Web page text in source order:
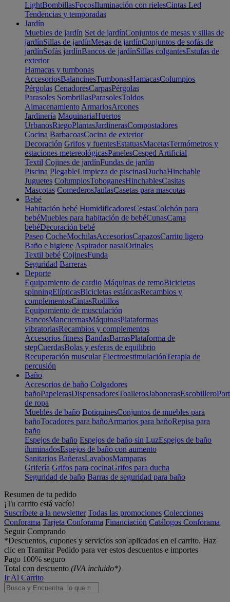
LightBombillasFocosIluminación con rielesCintas Led
Tendencias y temporadas
Jardín
Muebles de jardín Set de jardínConjuntos de mesas y sillas de
jardínSillas de jardínMesas de jardínConjuntos de sofás de
jardínSofás jardínBancos de jardínSillas colgantesEstufas de
exterior
Hamacas y tumbonas
AccesoriosBalancinesTumbonasHamacasColumpios
Pérgolas CenadoresCarpasPérgolas
Parasoles SombrillasParasolesToldos
Almacenamiento ArmariosArcones
Jardinería MaquinariaHuertos
UrbanosRiegoPlantasJardinerasCompostadores
Cocina BarbacoasCocina de exterior
Decoración Grifos y fuentesEstatuasMacetasTermómetros y
estaciones metereológicasPanelesCesped Artificial
Textil Cojines de jardínFundas de jardín
Piscina PlegableLimpieza de piscinasDuchaHinchable
Juguetes ColumpiosToboganesHinchablesCasitas
Mascotas ComederosJaulasCasetas para mascotas
Bebé
Habitación bebé HumidificadoresCestasColchón para
bebéMuebles para habitación de bebéCunasCama
bebéDecoración bebé
Paseo CocheMochilasAccesoriosCapazosCarrito ligero
Baño e higiene Aspirador nasalOrinales
Textil bebé CojinesFunda
Seguridad Barreras
Deporte
Equipamiento de cardio Máquinas de remoBicicletas
spinningElípticasBicicletas estáticasRecambios y
complementosCintasRodillos
Equipamiento de musculación
BancosMancuernasMáquinasPlataformas
vibratoriasRecambios y complementos
Accesorios fitness BandasBarrasPlataforma de
stepCuerdasBolas y esferas de equilibrio
Recuperación muscular ElectroestimulaciónTerapia de
percusión
Baño
Accesorios de baño Colgadores
bañoPapelerasDispensadoresToallerosJabonerasEscobillero
de ropa
Muebles de baño BotiquinesConjuntos de muebles para
bañoTocadores para bañoArmarios para bañoRepisa para
baño
Espejos de baño Espejos de baño sin LuzEspejos de baño
iluminadosEspejos de baño con aumento
Sanitarios BañerasLavabosMamparas
Grifería Grifos para cocinaGrifos para ducha
Seguridad de baño Barras de seguridad para baño
Resumen de tu pedido
¡Tu carrito está vacío!
Suscríbete a la newsletter Todas las promociones Colecciones
Conforama Tarjeta Conforama Financiación Catálogos Conforama
Seguir Comprando
*Descuentos, cupones y servicios son aplicados en el carrito. Haz
clic en Tramitar Pedido para ver estos descuentos e importes
Pago 100% seguro
Total con descuento (IVA incluido*)
Ir Al Carrito